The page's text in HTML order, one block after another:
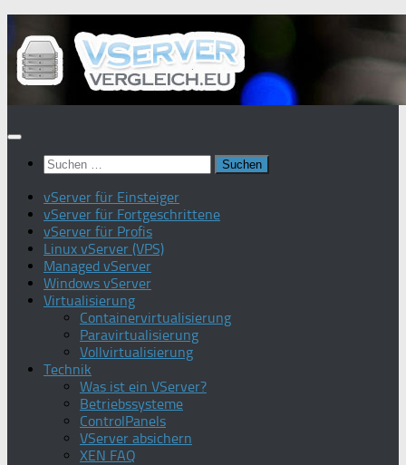
Inhalt
springen
Suchen
nach:
vServer für Einsteiger
vServer für Fortgeschrittene
vServer für Profis
Linux vServer (VPS)
Managed vServer
Windows vServer
Virtualisierung
Containervirtualisierung
Paravirtualisierung
Vollvirtualisierung
Technik
Was ist ein VServer?
Betriebssysteme
ControlPanels
VServer absichern
XEN FAQ